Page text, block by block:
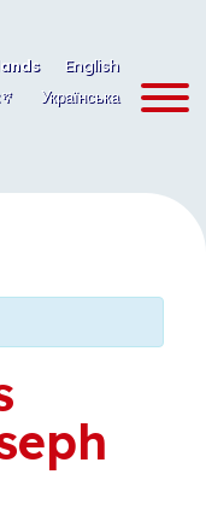
English
Українська